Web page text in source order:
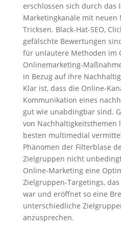
erschlossen sich durch das
Marketingkanäle mit neuen
Tricksen. Black-Hat-SEO,
gefälschte Bewertungen
für unlautere Methoden im
Onlinemarketing-
in Bezug auf ihre
Klar ist, dass die Online-
Kommunikation eines
gut wie unabdingbar sind.
von Nachhaltigkeitsthemen
besten multimedial
Phänomen der Filterblase
Zielgruppen nicht
Online-Marketing eine
Zielgruppen-Targetings,
war und eröffnet so eine
unterschiedliche
anzusprechen.